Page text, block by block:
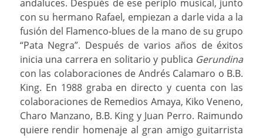
andaluces. Después de ese periplo musical, junto
con su hermano Rafael, empiezan a darle vida a la
fusión del Flamenco-blues de la mano de su grupo
“Pata Negra”. Después de varios años de éxitos
inicia una carrera en solitario y publica Gerundina
con las colaboraciones de Andrés Calamaro o B.B.
King. En 1988 graba en directo y cuenta con las
colaboraciones de Remedios Amaya, Kiko Veneno,
Charo Manzano, B.B. King y Juan Perro. Raimundo
quiere rendir homenaje al gran amigo guitarrista